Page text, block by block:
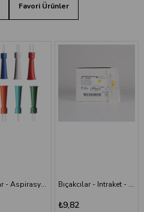
Favori Ürünler
Bıçakcılar - Aspirasyon Sondası Bıçakcılar - Intraket - Sarı - 24G x 1 1/2"
₺9,82